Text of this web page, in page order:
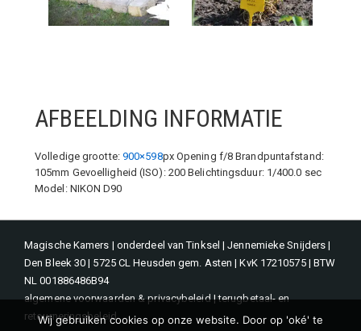
AFBEELDING INFORMATIE
Volledige grootte: 900×598px Opening f/8 Brandpuntafstand:
105mm Gevoelligheid (ISO): 200 Belichtingsduur: 1/400.0 sec
Model: NIKON D90
Magische Kamers | onderdeel van Tinksel | Jennemieke Snijders |
Den Bleek 30 | 5725 CL Heusden gem. Asten | KvK 17210575 | BTW
NL 001886486B94
algemene voorwaarden & privacybeleid|terugbetaal- en
retourneringsbeleid
Wij gebruiken cookies op onze website. Door op 'oké' te